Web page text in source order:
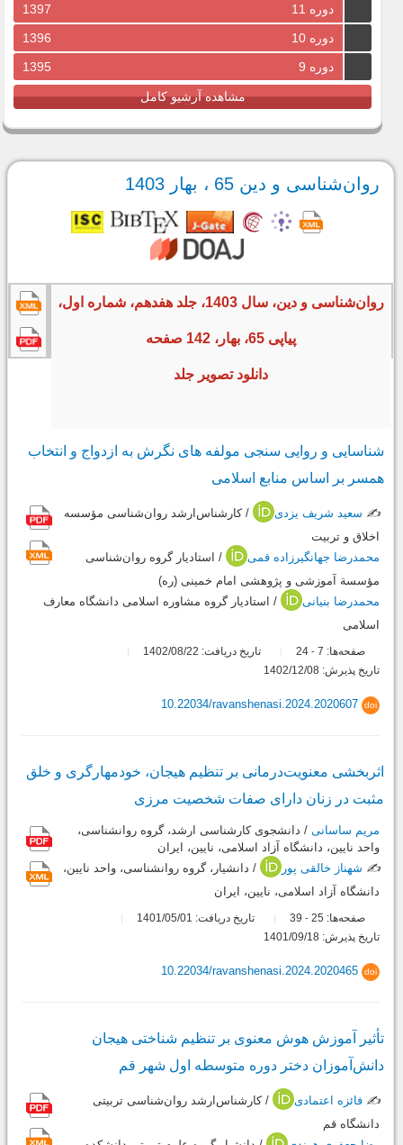
دوره 11
1397
دوره 10
1396
دوره 9
1395
مشاهده آرشیو کامل
روان‌شناسی و دین 65 ، بهار 1403
روان‌شناسی و دین، سال 1403، جلد هفدهم، شماره اول،
پیاپی 65، بهار، 142 صفحه
دانلود تصویر جلد
شناسایی و روایی سنجی مولفه های نگرش به ازدواج و انتخاب
همسر بر اساس منابع اسلامی
✍️ سعید شریف یزدی
/ کارشناس‌ارشد روان‌شناسی مؤسسه
اخلاق و تربیت
محمدرضا جهانگیرزاده قمی
/ استادیار گروه روان‌شناسی
مؤسسة آموزشی و پژوهشی امام خمینی (ره)
محمدرضا بنیانی
/ استادیار گروه مشاوره اسلامی دانشگاه معارف
اسلامی
صفحه‌ها: 7
-
تاریخ دریافت: 1402/08/22
تاریخ پذیرش: 1402/12/08
doi
10.22034/ravanshenasi.2024.2020607
اثربخشی معنویت‌درمانی بر تنظیم هیجان، خودمهارگری و خلق
مثبت در زنان دارای صفات شخصیت مرزی
مریم ساسانی / دانشجوی کارشناسی ‌ارشد، گروه روانشناسی،
واحد نایین، دانشگاه آزاد اسلامی، نایین، ایران
✍️ شهناز خالقی پور
/ دانشیار، گروه روانشناسی، واحد نایین،
دانشگاه آزاد اسلامی، نایین، ایران
صفحه‌ها: 25
-
تاریخ دریافت: 1401/05/01
تاریخ پذیرش: 1401/09/18
doi
10.22034/ravanshenasi.2024.2020465
تأثیر آموزش هوش معنوی بر تنظیم شناختی هیجان
دانش‌آموزان دختر دوره متوسطه اول شهر قم
✍️ فائزه اعتمادی
/ کارشناس‌ارشد روان‌شناسی تربیتی
دانشگاه قم